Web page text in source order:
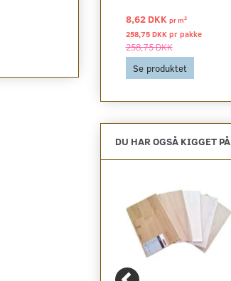
DKK 8,62 DKK prm2
258,75 DKK pr pakke
258,75 DKK
Se produktet
DU HAR OGSÅ KIGGET PÅ